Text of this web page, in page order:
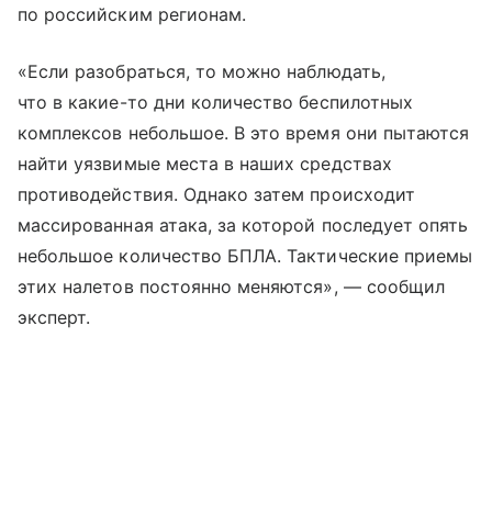
по российским регионам.
«Если разобраться, то можно наблюдать,
что в какие-то дни количество беспилотных
комплексов небольшое. В это время они пытаются
найти уязвимые места в наших средствах
противодействия. Однако затем происходит
массированная атака, за которой последует опять
небольшое количество БПЛА. Тактические приемы
этих налетов постоянно меняются», — сообщил
эксперт.